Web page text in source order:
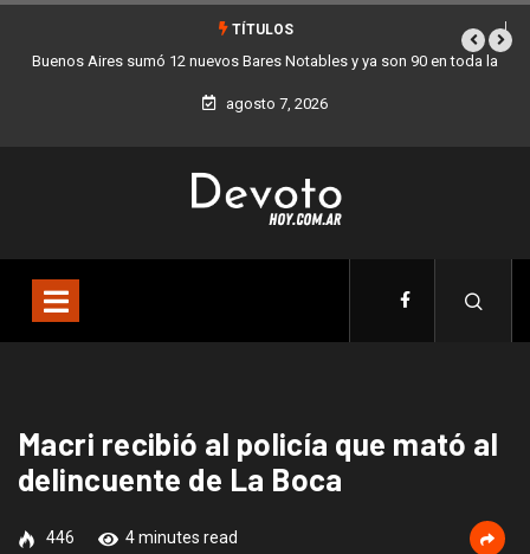
TÍTULOS
y ya son 90 en toda la Los stands móviles de la Ciudad llegan esta
agosto 7, 2026
Macri recibió al policía que mató al
delincuente de La Boca
446 4 minutes read